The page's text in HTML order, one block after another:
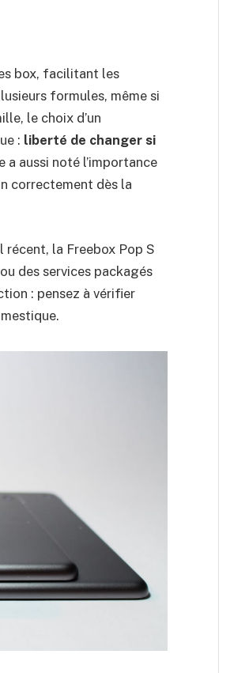
box, facilitant les
formules, même si
le choix d’un
: liberté de changer si
a aussi noté l’importance
correctement dès la
la Freebox Pop S
des services packagés
: pensez à vérifier